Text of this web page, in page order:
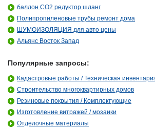
баллон СО2 редуктор шланг
Полипропиленовые трубы ремонт дома
ШУМОИЗОЛЯЦИЯ для авто цены
Альянс Восток Запад
Популярные запросы:
Кадастровые работы / Техническая
Строительство многоквартирных домов
Резиновые покрытия / Комплектующие
Изготовление витражей / мозаики
Отделочные материалы